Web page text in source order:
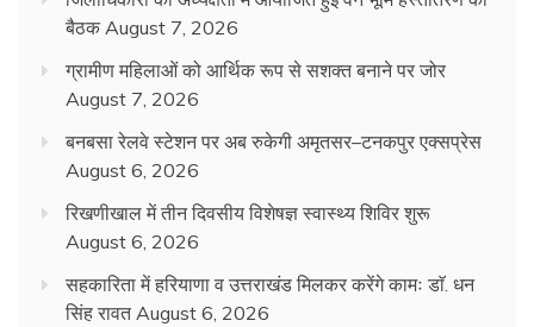
बैठक August 7, 2026
ग्रामीण महिलाओं को आर्थिक रूप से सशक्त बनाने पर जोर
August 7, 2026
बनबसा रेलवे स्टेशन पर अब रुकेगी अमृतसर–टनकपुर एक्सप्रेस
August 6, 2026
रिखणीखाल में तीन दिवसीय विशेषज्ञ स्वास्थ्य शिविर शुरू
August 6, 2026
सहकारिता में हरियाणा व उत्तराखंड मिलकर करेंगे कामः डाॅ. धन
सिंह रावत August 6, 2026